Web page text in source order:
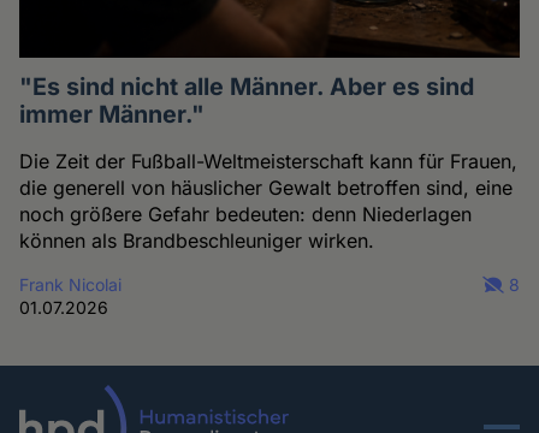
"Es sind nicht alle Männer. Aber es sind
immer Männer."
Die Zeit der Fußball-Weltmeisterschaft kann für Frauen,
die generell von häuslicher Gewalt betroffen sind, eine
noch größere Gefahr bedeuten: denn Niederlagen
können als Brandbeschleuniger wirken.
Frank Nicolai
01.07.2026
8